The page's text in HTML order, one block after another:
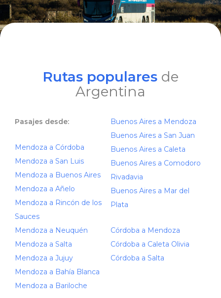
Rutas populares de
Argentina
Pasajes desde:
Mendoza a Córdoba
Mendoza a San Luis
Mendoza a Buenos Aires
Mendoza a Añelo
Mendoza a Rincón de los
Sauces
Mendoza a Neuquén
Mendoza a Salta
Mendoza a Jujuy
Mendoza a Bahía Blanca
Mendoza a Bariloche
Buenos Aires a Mendoza
Buenos Aires a San Juan
Buenos Aires a Caleta
Buenos Aires a Comodoro
Rivadavia
Buenos Aires a Mar del
Plata
Córdoba a Mendoza
Córdoba a Caleta Olivia
Córdoba a Salta